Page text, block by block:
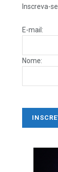
Inscreva-
E-mail:
Nome: